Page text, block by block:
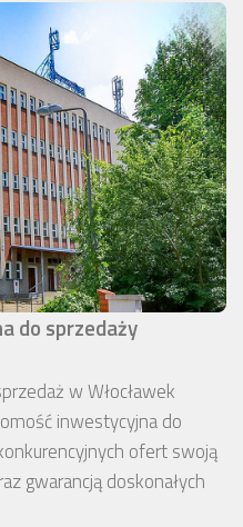
do sprzedaży
w Włocławek
inwestycyjna do
ofert swoją
gwarancją doskonałych